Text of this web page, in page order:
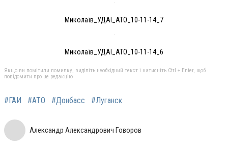
Миколаїв_УДАІ_АТО_10-11-14_7
Миколаїв_УДАІ_АТО_10-11-14_6
Якщо ви помітили помилку, виділіть необхідний текст і натисніть Ctrl + Enter, щоб
повідомити про це редакцію
#ГАИ #АТО #Донбасс #Луганск
Александр Александрович Говоров